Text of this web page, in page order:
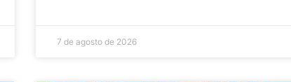
7 de agosto de 2026